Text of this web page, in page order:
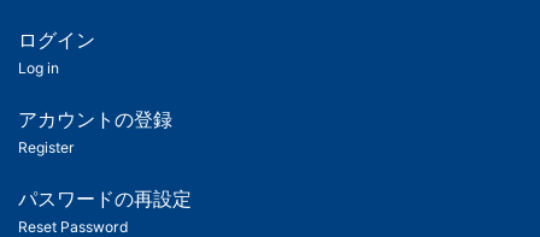
ツ
匿
名
ユ
ー
ログイン
Log in
アカウントの登録
Register
パスワードの再設定
Reset Password